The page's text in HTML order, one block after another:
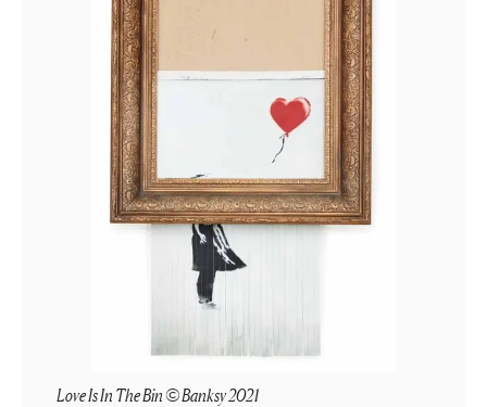
Love Is In The Bin © Banksy 2021